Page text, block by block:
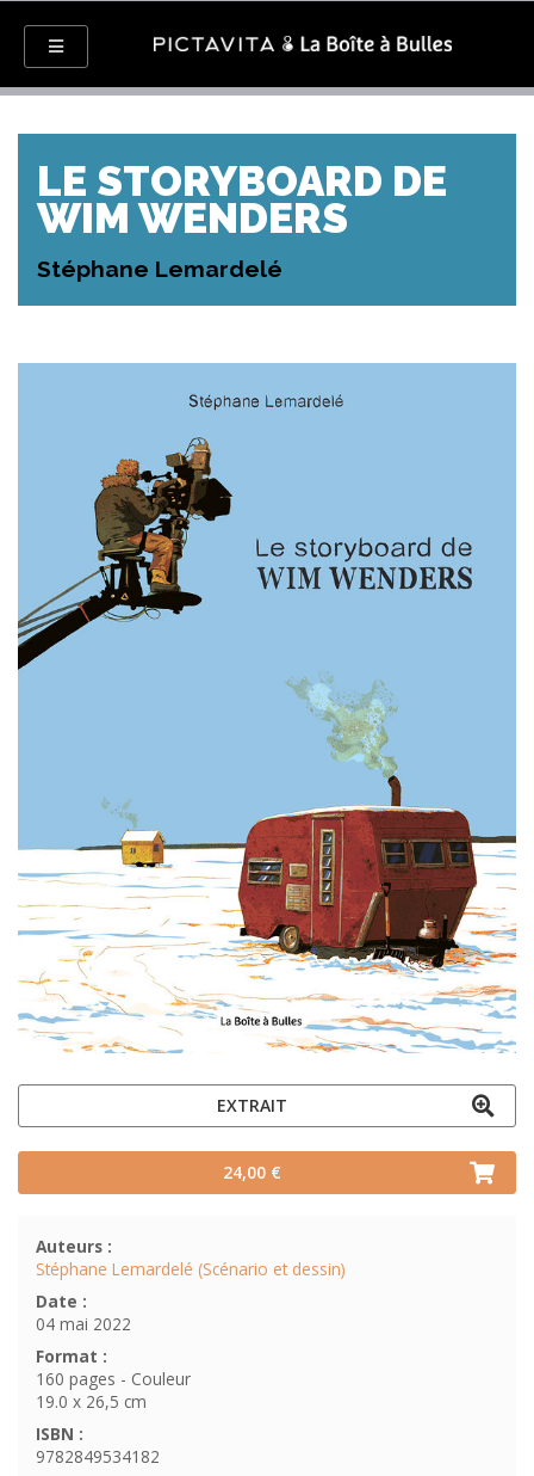
LE STORYBOARD DE
WIM WENDERS
Stéphane Lemardelé
EXTRAIT
24,00 €
Auteurs :
Stéphane Lemardelé (Scénario et dessin)
Date :
04 mai 2022
Format :
160 pages - Couleur
19.0 x 26,5 cm
ISBN :
9782849534182